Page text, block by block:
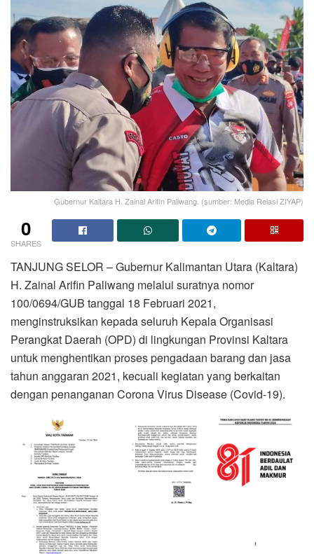
Gubernur Kaltara H. Zainal Arifin Paliwang. (sumber: Media Relasi ZIYAP)
0
SHARES
TANJUNG SELOR – Gubernur Kalimantan Utara (Kaltara)
H. Zainal Arifin Paliwang melalui suratnya nomor
100/0694/GUB tanggal 18 Februari 2021,
menginstruksikan kepada seluruh Kepala Organisasi
Perangkat Daerah (OPD) di lingkungan Provinsi Kaltara
untuk menghentikan proses pengadaan barang dan jasa
tahun anggaran 2021, kecuali kegiatan yang berkaitan
dengan penanganan Corona Virus Disease (Covid-19).